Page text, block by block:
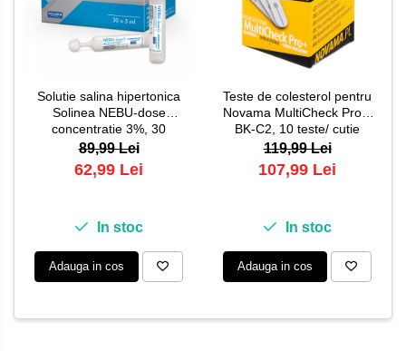
Solutie salina hipertonica
Solinea NEBU-dose
concentratie 3%, 30
monodoze x 5 ml
89,99 Lei
62,99 Lei
In stoc
Adauga in cos
Teste de colesterol pentru
Novama MultiCheck Pro+,
BK-C2, 10 teste/ cutie
119,99 Lei
107,99 Lei
In stoc
Adauga in cos